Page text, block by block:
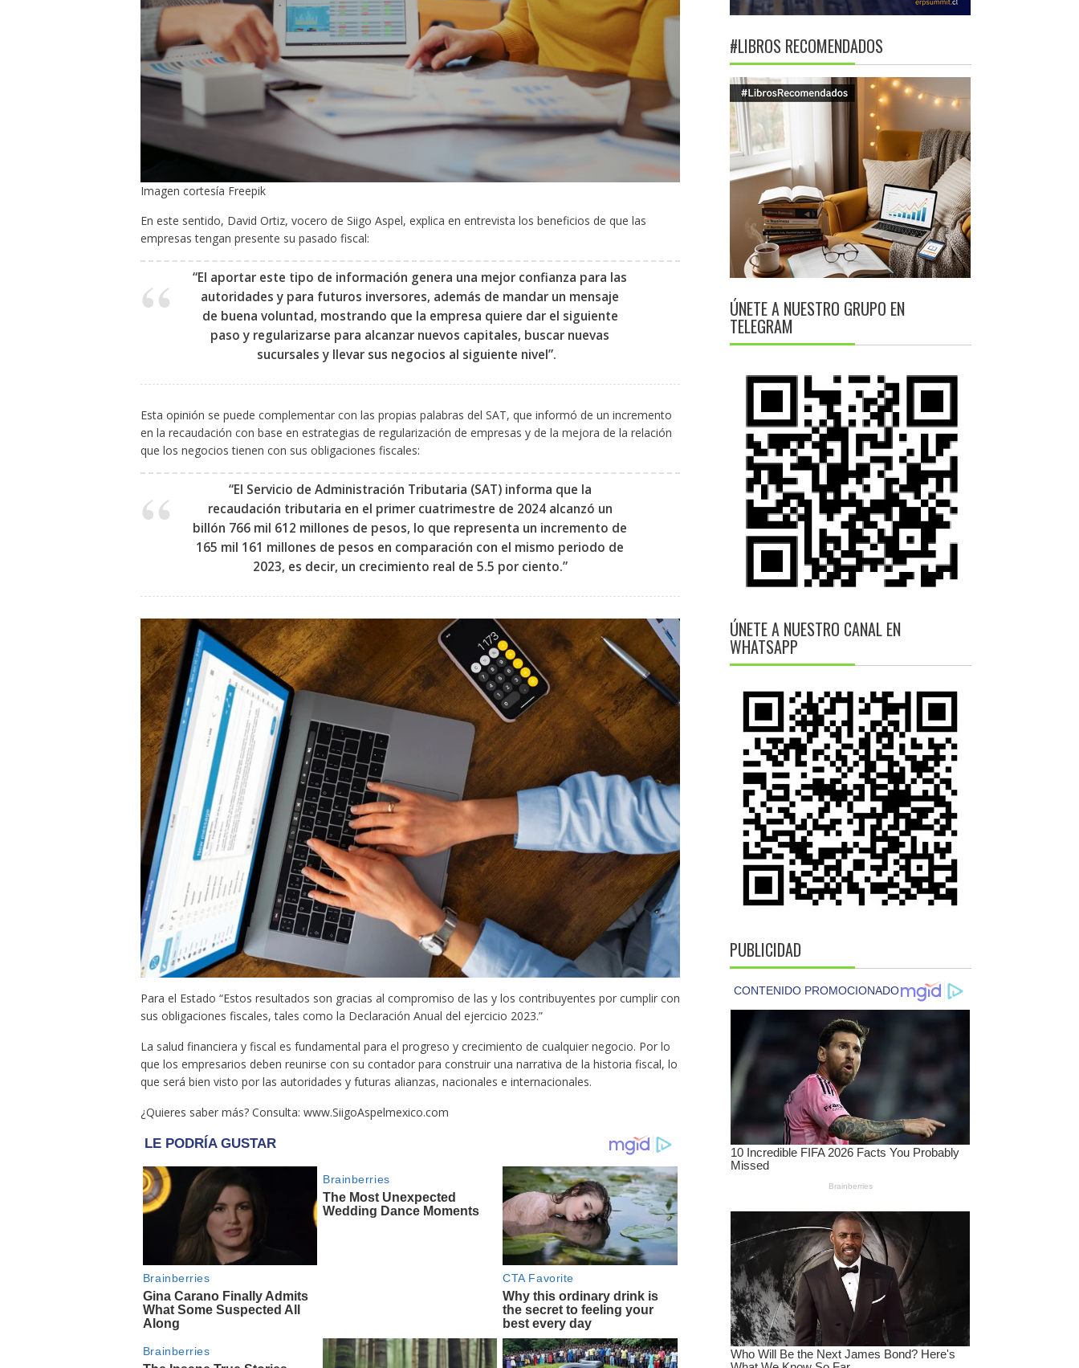
Imagen cortesía Freepik
En este sentido, David Ortiz, vocero de Siigo Aspel, explica en entrevista los beneficios de que las
empresas tengan presente su pasado fiscal: ​
“El aportar este tipo de información genera una mejor confianza para las
autoridades y para futuros inversores, además de mandar un mensaje
de buena voluntad, mostrando que la empresa quiere dar el siguiente
paso y regularizarse para alcanzar nuevos capitales, buscar nuevas
sucursales y llevar sus negocios al siguiente nivel”. ​
Esta opinión se puede complementar con las propias palabras del SAT, que informó de un incremento
en la recaudación con base en estrategias de regularización de empresas y de la mejora de la relación
que los negocios tienen con sus obligaciones fiscales: ​
“El Servicio de Administración Tributaria (SAT) informa que la
recaudación tributaria en el primer cuatrimestre de 2024 alcanzó un
billón 766 mil 612 millones de pesos, lo que representa un incremento de
165 mil 161 millones de pesos en comparación con el mismo periodo de
2023, es decir, un crecimiento real de 5.5 por ciento.”
Para el Estado “Estos resultados son gracias al compromiso de las y los contribuyentes por cumplir con
sus obligaciones fiscales, tales como la Declaración Anual del ejercicio 2023.” ​
La salud financiera y fiscal es fundamental para el progreso y crecimiento de cualquier negocio. Por lo
que los empresarios deben reunirse con su contador para construir una narrativa de la historia fiscal, lo
que será bien visto por las autoridades y futuras alianzas, nacionales e internacionales. ​
¿Quieres saber más? Consulta: www.SiigoAspelmexico.com ​ ​ ​
#LIBROS RECOMENDADOS
ÚNETE A NUESTRO GRUPO EN
TELEGRAM
ÚNETE A NUESTRO CANAL EN
WHATSAPP
PUBLICIDAD